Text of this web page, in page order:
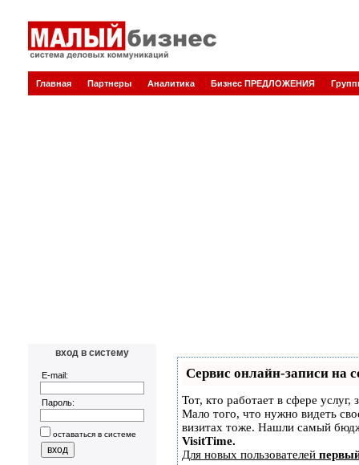
Главная Партнеры Аналитика Бизнес ПРЕДЛОЖЕНИЯ
вход в систему
E-mail:
Пароль:
оставаться в системе
Сервис онлайн-записи на
Тот, кто работает в сфере
Мало того, что нужно видеть
визитах тоже. Нашли самый
VisitTime.
Для новых пользователей